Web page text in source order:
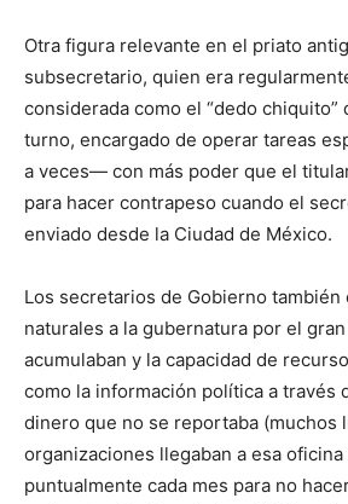
Otra figura relevante en el priato
subsecretario, quien era
considerada como el “dedo chiquito”
turno, encargado de operar tareas
a veces— con más poder que el
para hacer contrapeso cuando el
enviado desde la Ciudad de México.
Los secretarios de Gobierno también
naturales a la gubernatura por el
acumulaban y la capacidad de
como la información política a través
dinero que no se reportaba (muchos
organizaciones llegaban a esa oficina
puntualmente cada mes para no